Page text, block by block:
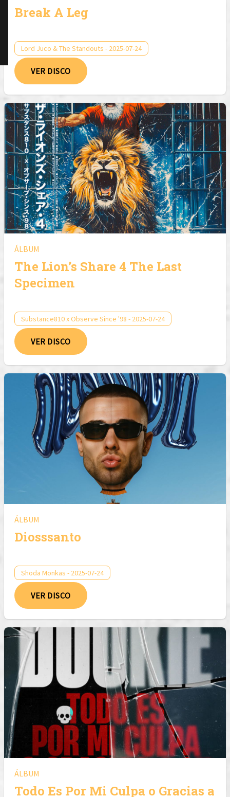
Break A Leg
Lord Juco & The Standouts - 2025-07-24
VER DISCO
ÁLBUM
The Lion’s Share 4 The Last
Specimen
Substance810 x Observe Since '98 - 2025-07-24
VER DISCO
ÁLBUM
Diosssanto
Shoda Monkas - 2025-07-24
VER DISCO
ÁLBUM
Todo Es Por Mi Culpa o Gracias a